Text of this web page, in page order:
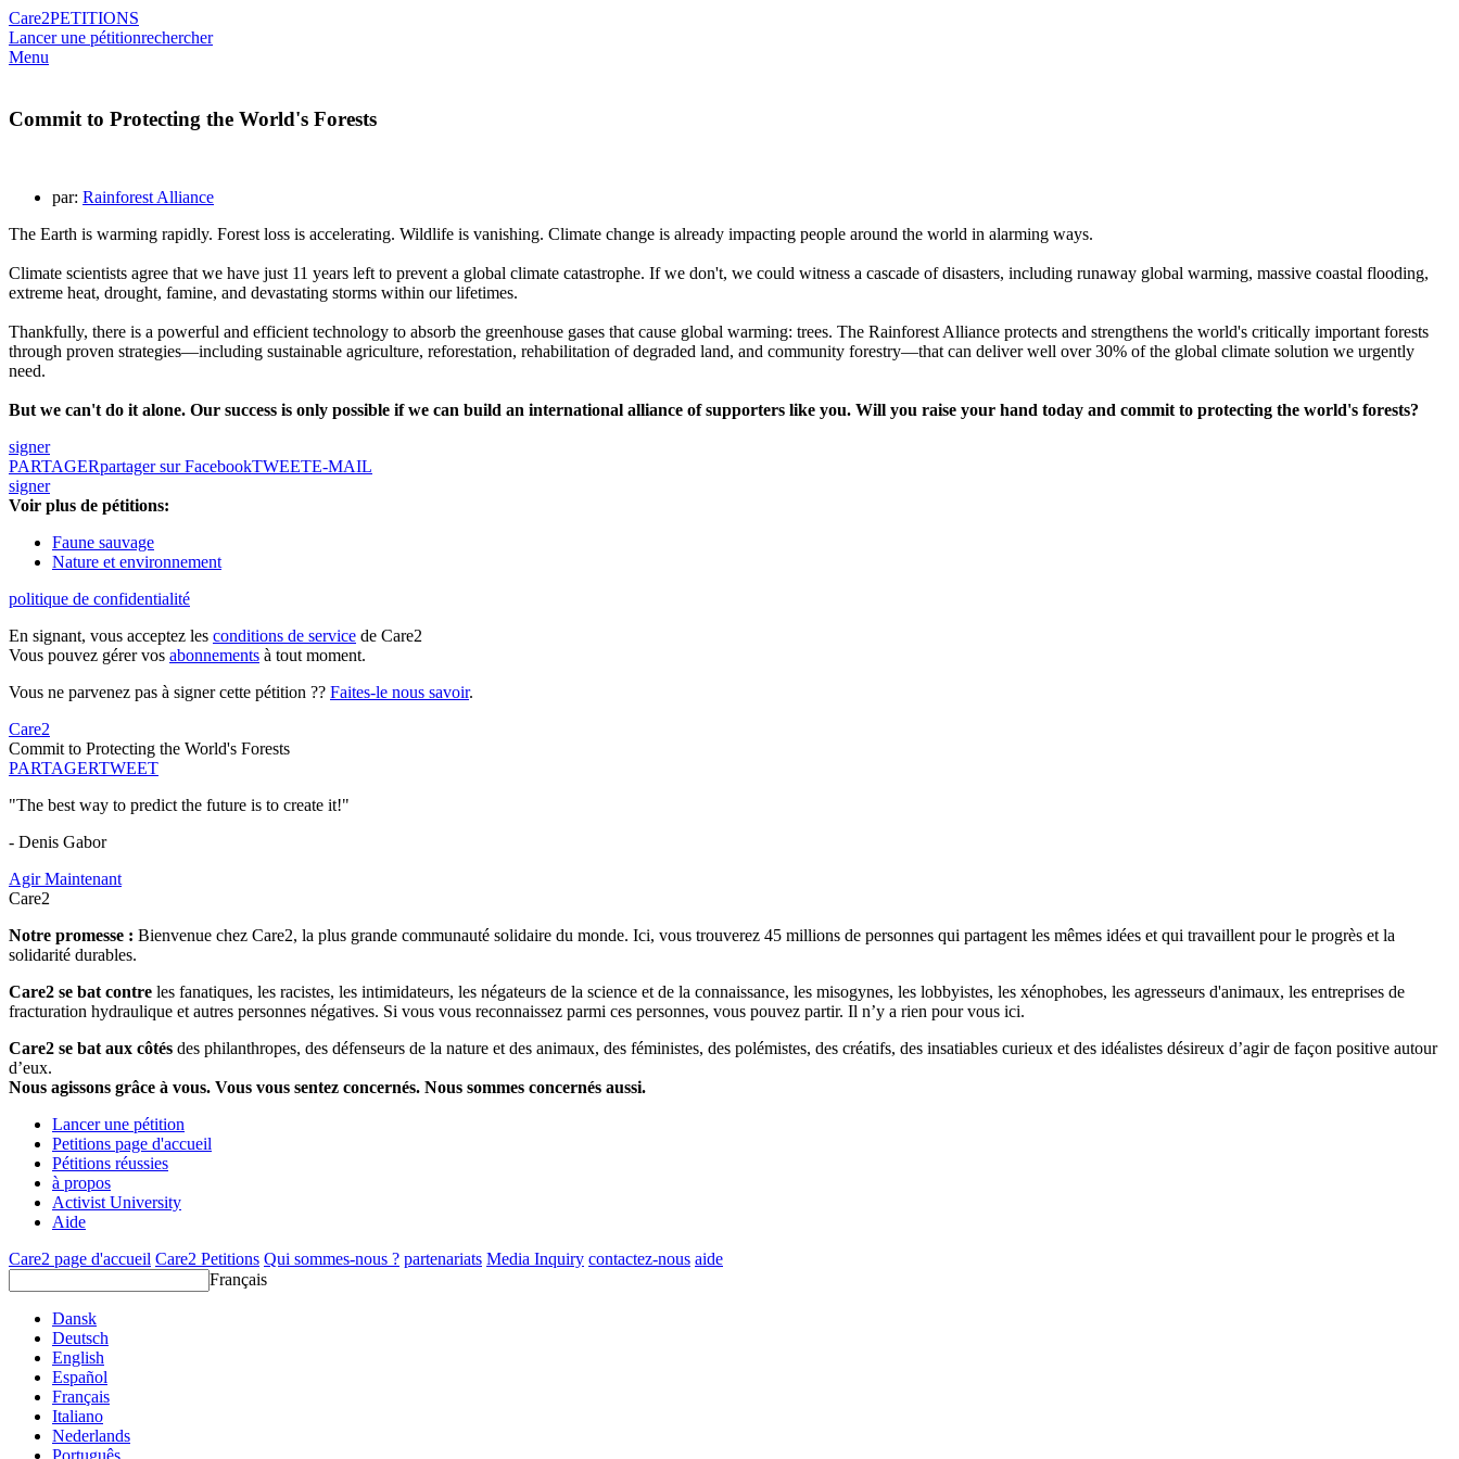
Care2PETITIONS
Lancer une pétitionrechercher
Menu
Commit to Protecting the World's Forests
par: Rainforest Alliance
The Earth is warming rapidly. Forest loss is accelerating. Wildlife is vanishing. Climate change is already impacting people around the world in alarming ways.
Climate scientists agree that we have just 11 years left to prevent a global climate catastrophe. If we don't, we could witness a cascade of disasters, including runaway global warming, massive coastal flooding,
extreme heat, drought, famine, and devastating storms within our lifetimes.
Thankfully, there is a powerful and efficient technology to absorb the greenhouse gases that cause global warming: trees. The Rainforest Alliance protects and strengthens the world's critically important forests
through proven strategies—including sustainable agriculture, reforestation, rehabilitation of degraded land, and community forestry—that can deliver well over 30% of the global climate solution we urgently
need.
But we can't do it alone. Our success is only possible if we can build an international alliance of supporters like you. Will you raise your hand today and commit to protecting the world's forests?
signer
PARTAGERpartager sur FacebookTWEETE-MAIL
signer
Voir plus de pétitions:
Faune sauvage
Nature et environnement
politique de confidentialité
En signant, vous acceptez les conditions de service de Care2
Vous pouvez gérer vos abonnements à tout moment.
Vous ne parvenez pas à signer cette pétition ?? Faites-le nous savoir.
Care2
Commit to Protecting the World's Forests
PARTAGERTWEET
"The best way to predict the future is to create it!"
- Denis Gabor
Agir Maintenant
Care2
Notre promesse : Bienvenue chez Care2, la plus grande communauté solidaire du monde. Ici, vous trouverez 45 millions de personnes qui partagent les mêmes idées et qui travaillent pour le progrès et la
solidarité durables.
Care2 se bat contre les fanatiques, les racistes, les intimidateurs, les négateurs de la science et de la connaissance, les misogynes, les lobbyistes, les xénophobes, les agresseurs d'animaux, les entreprises de
fracturation hydraulique et autres personnes négatives. Si vous vous reconnaissez parmi ces personnes, vous pouvez partir. Il n’y a rien pour vous ici.
Care2 se bat aux côtés des philanthropes, des défenseurs de la nature et des animaux, des féministes, des polémistes, des créatifs, des insatiables curieux et des idéalistes désireux d’agir de façon positive autour
d’eux.
Nous agissons grâce à vous. Vous vous sentez concernés. Nous sommes concernés aussi.
Lancer une pétition
Petitions page d'accueil
Pétitions réussies
à propos
Activist University
Aide
Care2 page d'accueil Care2 Petitions Qui sommes-nous ? partenariats Media Inquiry contactez-nous aide
Français
Dansk
Deutsch
English
Español
Français
Italiano
Nederlands